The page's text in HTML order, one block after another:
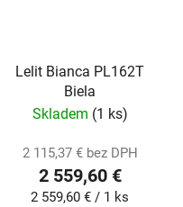
Lelit Bianca PL162T
Biela
Skladem (1 ks)
2 115,37 € bez DPH
2 559,60 €
Jednotková
2 559,60 € / 1 ks